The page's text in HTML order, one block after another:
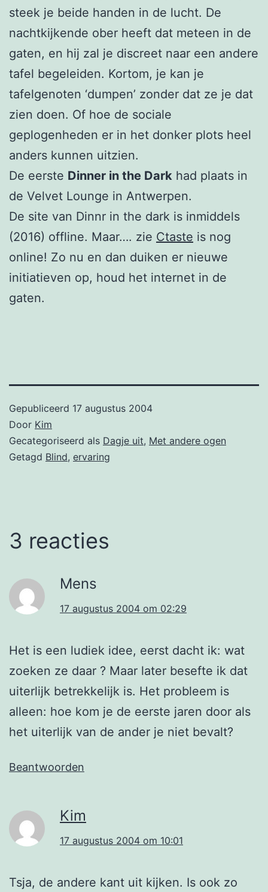
steek je beide handen in de lucht. De
nachtkijkende ober heeft dat meteen in de
gaten, en hij zal je discreet naar een andere
tafel begeleiden. Kortom, je kan je
tafelgenoten ‘dumpen’ zonder dat ze je dat
zien doen. Of hoe de sociale
geplogenheden er in het donker plots heel
anders kunnen uitzien.
De eerste Dinner in the Dark had plaats in
de Velvet Lounge in Antwerpen.
De site van Dinnr in the dark is inmiddels
(2016) offline. Maar…. zie Ctaste is nog
online! Zo nu en dan duiken er nieuwe
initiatieven op, houd het internet in de
gaten.
Gepubliceerd 17 augustus 2004
Door Kim
Gecategoriseerd als Dagje uit, Met andere ogen
Getagd Blind, ervaring
3 reacties
Mens
17 augustus 2004 om 02:29
Het is een ludiek idee, eerst dacht ik: wat
zoeken ze daar ? Maar later besefte ik dat
uiterlijk betrekkelijk is. Het probleem is
alleen: hoe kom je de eerste jaren door als
het uiterlijk van de ander je niet bevalt?
Beantwoorden
Kim
17 augustus 2004 om 10:01
Tsja, de andere kant uit kijken. Is ook zo